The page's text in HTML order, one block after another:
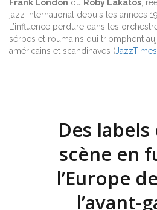
Frank London ou Roby Lakatos ,
jazz international depuis les années
L’influence perdure dans les
sérbes et roumains qui triomphent
américains et scandinaves (
Des
scène en
l’Europe
l’avant-